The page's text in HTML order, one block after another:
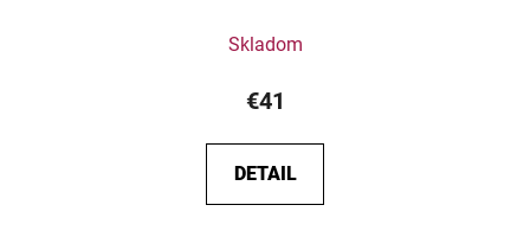
Skladom
€41
DETAIL